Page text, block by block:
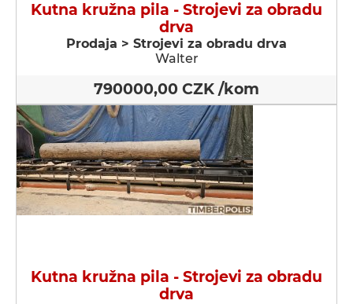
Kutna kružna pila - Strojevi za obradu
drva
Prodaja > Strojevi za obradu drva
Walter
790000,00 CZK /kom
Kutna kružna pila - Strojevi za obradu
drva